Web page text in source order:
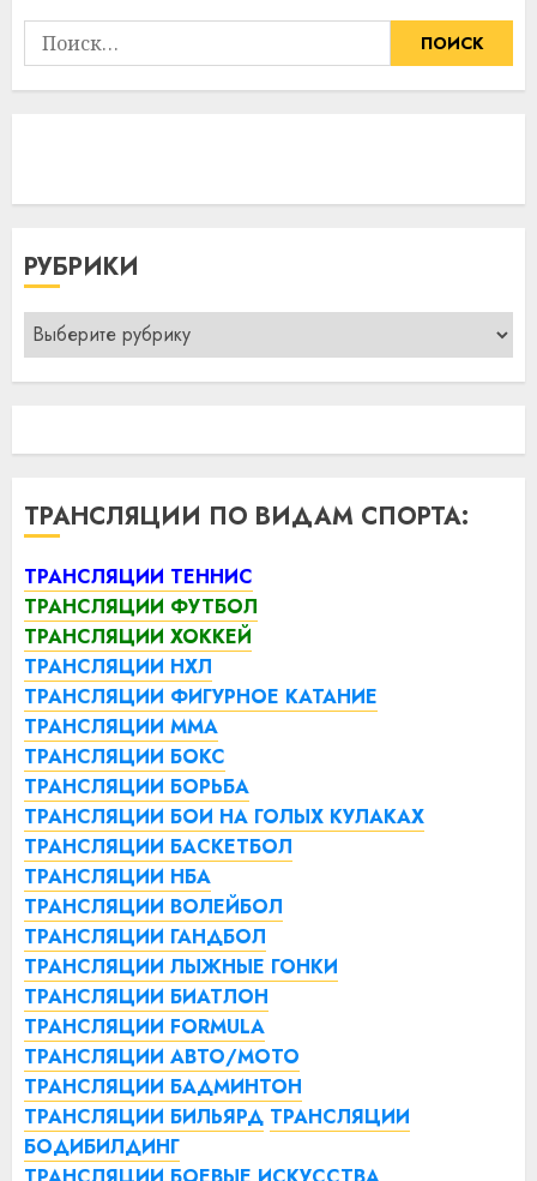
Найти:
РУБРИКИ
Рубрики
ТРАНСЛЯЦИИ ПО ВИДАМ СПОРТА:
ТРАНСЛЯЦИИ ТЕННИС
ТРАНСЛЯЦИИ ФУТБОЛ
ТРАНСЛЯЦИИ ХОККЕЙ
ТРАНСЛЯЦИИ НХЛ
ТРАНСЛЯЦИИ ФИГУРНОЕ КАТАНИЕ
ТРАНСЛЯЦИИ ММА
ТРАНСЛЯЦИИ БОКС
ТРАНСЛЯЦИИ БОРЬБА
ТРАНСЛЯЦИИ БОИ НА ГОЛЫХ КУЛАКАХ
ТРАНСЛЯЦИИ БАСКЕТБОЛ
ТРАНСЛЯЦИИ НБА
ТРАНСЛЯЦИИ ВОЛЕЙБОЛ
ТРАНСЛЯЦИИ ГАНДБОЛ
ТРАНСЛЯЦИИ ЛЫЖНЫЕ ГОНКИ
ТРАНСЛЯЦИИ БИАТЛОН
ТРАНСЛЯЦИИ FORMULA
ТРАНСЛЯЦИИ АВТО/МОТО
ТРАНСЛЯЦИИ БАДМИНТОН
ТРАНСЛЯЦИИ БИЛЬЯРД ТРАНСЛЯЦИИ
БОДИБИЛДИНГ